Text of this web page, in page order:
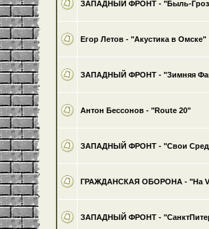
ЗАПАДНЫЙ ФРОНТ - "Быль-
Егор Летов - "Акустика в Омске"
ЗАПАДНЫЙ ФРОНТ - "Зимняя
Антон Бессонов - "Route 20"
ЗАПАДНЫЙ ФРОНТ - "Свои
ГРАЖДАНСКАЯ ОБОРОНА - "На VII
ЗАПАДНЫЙ ФРОНТ -